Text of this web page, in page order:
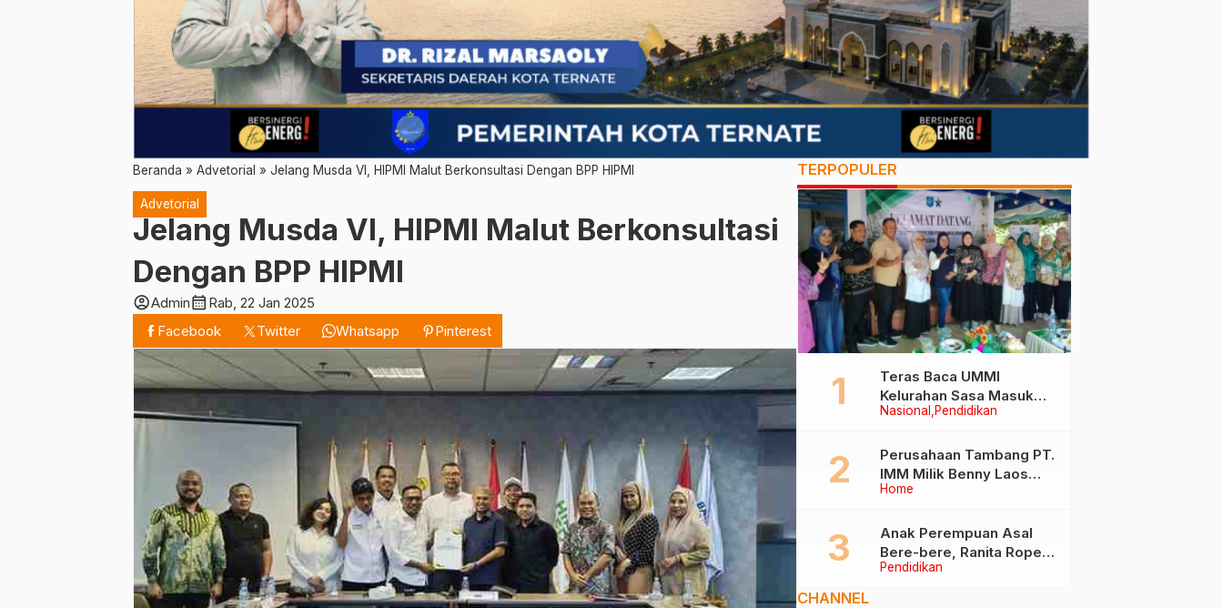
Beranda » Advetorial » Jelang Musda VI, HIPMI Malut Berkonsultasi Dengan BPP HIPMI
Advetorial
Jelang Musda VI, HIPMI Malut Berkonsultasi
Dengan BPP HIPMI
account_circleAdmincalendar_month Rab, 22 Jan 2025
Facebook
Twitter Whatsapp Pinterest
TERPOPULER
Nasional Pendidikan
Teras Baca UMMI
Kelurahan Sasa Masuk
Tiga Besar Nasional, Tim
Ternate
Home
Perusahaan Tambang PT.
IMM Milik Benny Laos
Diduga Tak Miliki Izin HPH
Pendidikan
Anak Perempuan Asal
Bere-bere, Ranita Rope
Dikukuhkan Sebagai Guru
CHANNEL